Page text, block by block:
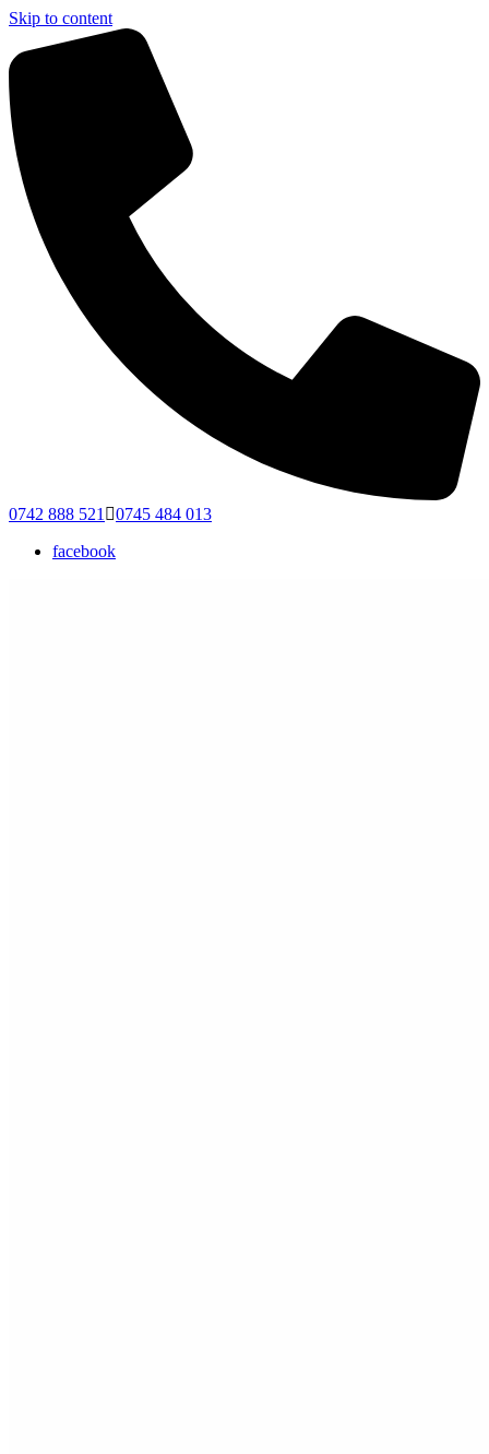
Skip to content
0742 888 521
0745 484 013
facebook